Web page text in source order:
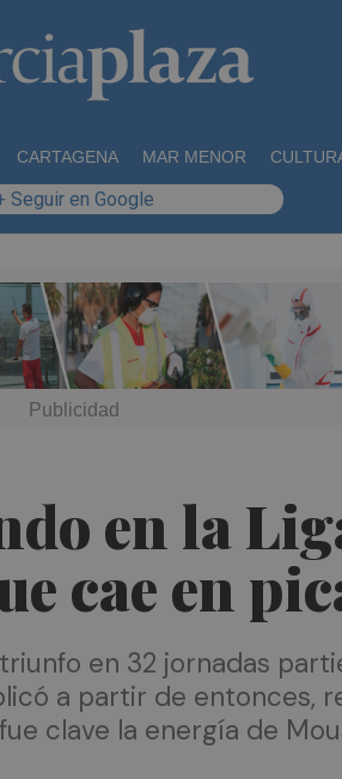
CARTAGENA MAR MENOR
Seguir en Google
en la
cae en
en 32 jornadas
a partir de entonces,
clave la energía de